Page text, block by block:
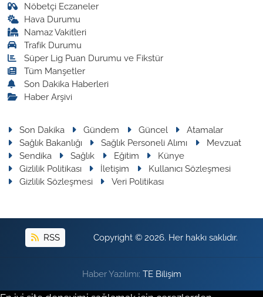
Nöbetçi Eczaneler
Hava Durumu
Namaz Vakitleri
Trafik Durumu
Süper Lig Puan Durumu ve Fikstür
Tüm Manşetler
Son Dakika Haberleri
Haber Arşivi
Son Dakika Gündem Güncel
Atamalar
Sağlık Bakanlığı
Sağlık Personeli Alımı
Mevzuat
Sendika
Sağlık Eğitim
Künye
Gizlilik Politikası
İletişim
Kullanıcı Sözleşmesi
Gizlilik Sözleşmesi
Veri Politikası
RSS Copyright © 2026. Her hakkı saklıdır.
Haber Yazılımı: TE Bilişim